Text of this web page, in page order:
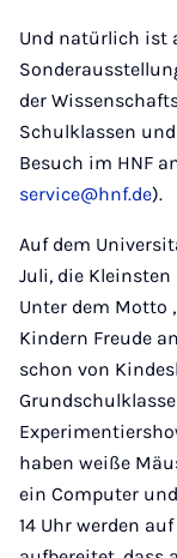
Und natürlich ist
der
Schulklassen
Besuch im HNF
service@hnf.de).
Auf dem
Juli, die
Unter dem Motto
Kindern Freude
schon von
haben weiße
ein Computer
14 Uhr werden